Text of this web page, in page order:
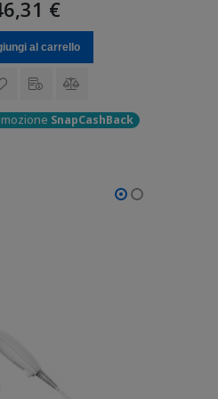
€
al carrello
SnapCashBack